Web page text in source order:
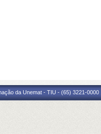
da Unemat - TIU - (65) 3221-